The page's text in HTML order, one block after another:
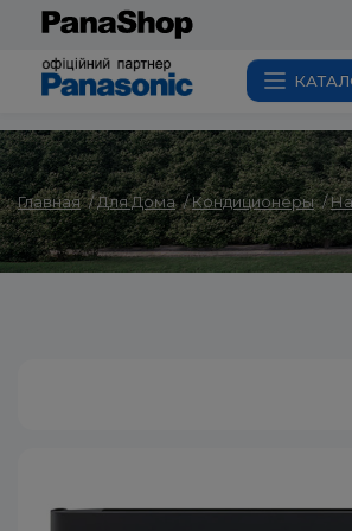
Главная Для Дома Кондиционеры